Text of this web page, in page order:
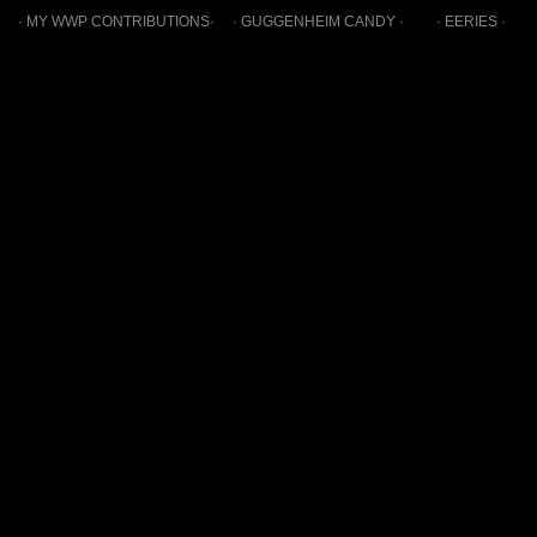
· MY WWP CONTRIBUTIONS· · GUGGENHEIM CANDY · · EERIES ·